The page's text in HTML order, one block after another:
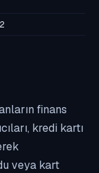
finans
kredi kartı
veya kart